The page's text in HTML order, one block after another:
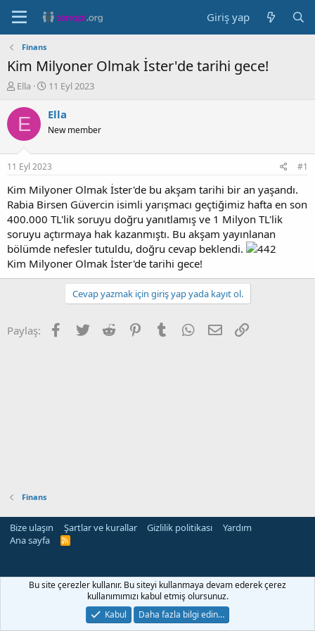
Giriş yap
Finans
Kim Milyoner Olmak İster'de tarihi gece!
K
n
b
u
u
b
a
ş
l
a
t
a
n
Ella
B
ş
a
g
ı
ç
a
i
h
i
11 Eyl 2023
E Ella
New member
11 Eyl 2023 #1
Kim Milyoner Olmak İster'de bu akşam tarihi bir an yaşandı.
Rabia Birsen Güvercin isimli yarışmacı geçtiğimiz hafta en son
400.000 TL'lik soruyu doğru yanıtlamış ve 1 Milyon TL'lik
soruyu açtırmaya hak kazanmıştı. Bu akşam yayınlanan
bölümde nefesler tutuldu, doğru cevap beklendi.
Kim Milyoner Olmak İster'de tarihi gece!
Cevap yazmak için giriş yap yada kayıt ol.
Paylaş: Facebook
Twitter Reddit PinterestTumblr WhatsApp
E-posta
Finans
Bize ulaşın Şartlar ve kurallar Gizlilik politikası
Yardım
Ana sayfa
R
Bu site çerezler kullanır. Bu siteyi kullanmaya devam ederek çerez
kullanımımızı kabul etmiş olursunuz.
Kabul
Daha fazla bilgi edin…